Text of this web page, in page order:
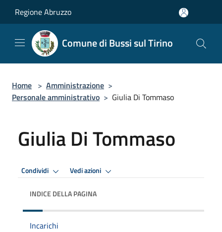
Regione Abruzzo
Comune di Bussi sul Tirino
Home > Amministrazione >
Personale amministrativo > Giulia Di Tommaso
Giulia Di Tommaso
Condividi Vedi azioni
INDICE DELLA PAGINA
Incarichi